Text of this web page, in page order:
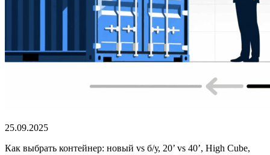
25.09.2025
Как выбрать контейнер: новый vs б/у, 20’ vs 40’, High Cube,